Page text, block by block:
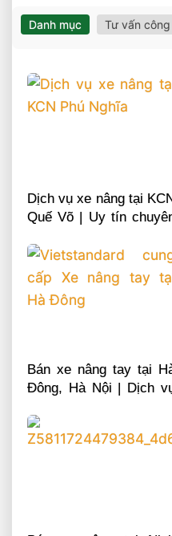
Danh mục Tư vấn
Dịch vụ xe nâng tại
Quế Võ | Uy tín
Bán xe nâng tay tại
Đông, Hà Nội | Dịch